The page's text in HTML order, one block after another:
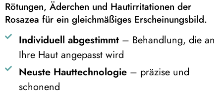
Rötungen, Äderchen und Hautirritationen der
Rosazea für ein gleichmäßiges Erscheinungsbild.
Individuell abgestimmt– Behandlung, die an
Ihre Haut angepasst wird
Neuste Hauttechnologie– präzise und
schonend